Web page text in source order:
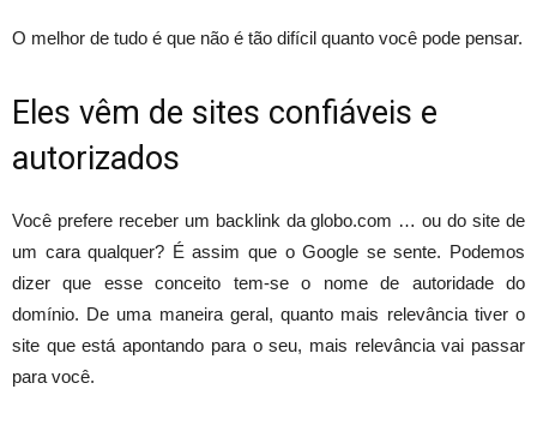
O melhor de tudo é que não é tão difícil quanto você pode pensar.
Eles vêm de sites confiáveis ​​e
autorizados
Você prefere receber um backlink da globo.com … ou do site de
um cara qualquer? É assim que o Google se sente. Podemos
dizer que esse conceito tem-se o nome de autoridade do
domínio. De uma maneira geral, quanto mais relevância tiver o
site que está apontando para o seu, mais relevância vai passar
para você.